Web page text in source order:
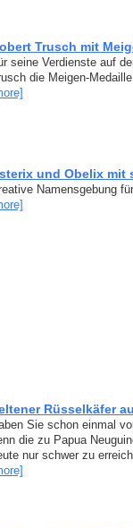
Trusch mit
seine Verdienste auf
die Meigen-
und Obelix mit
Namensgebung
Rüsselkäfer
Sie schon einmal
die zu Papua
nur schwer zu